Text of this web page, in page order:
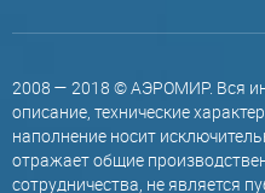
2008 — 2018 © АЭРОМИР. Вся
описание, технические
наполнение носит
отражает общие
сотрудничества, не является